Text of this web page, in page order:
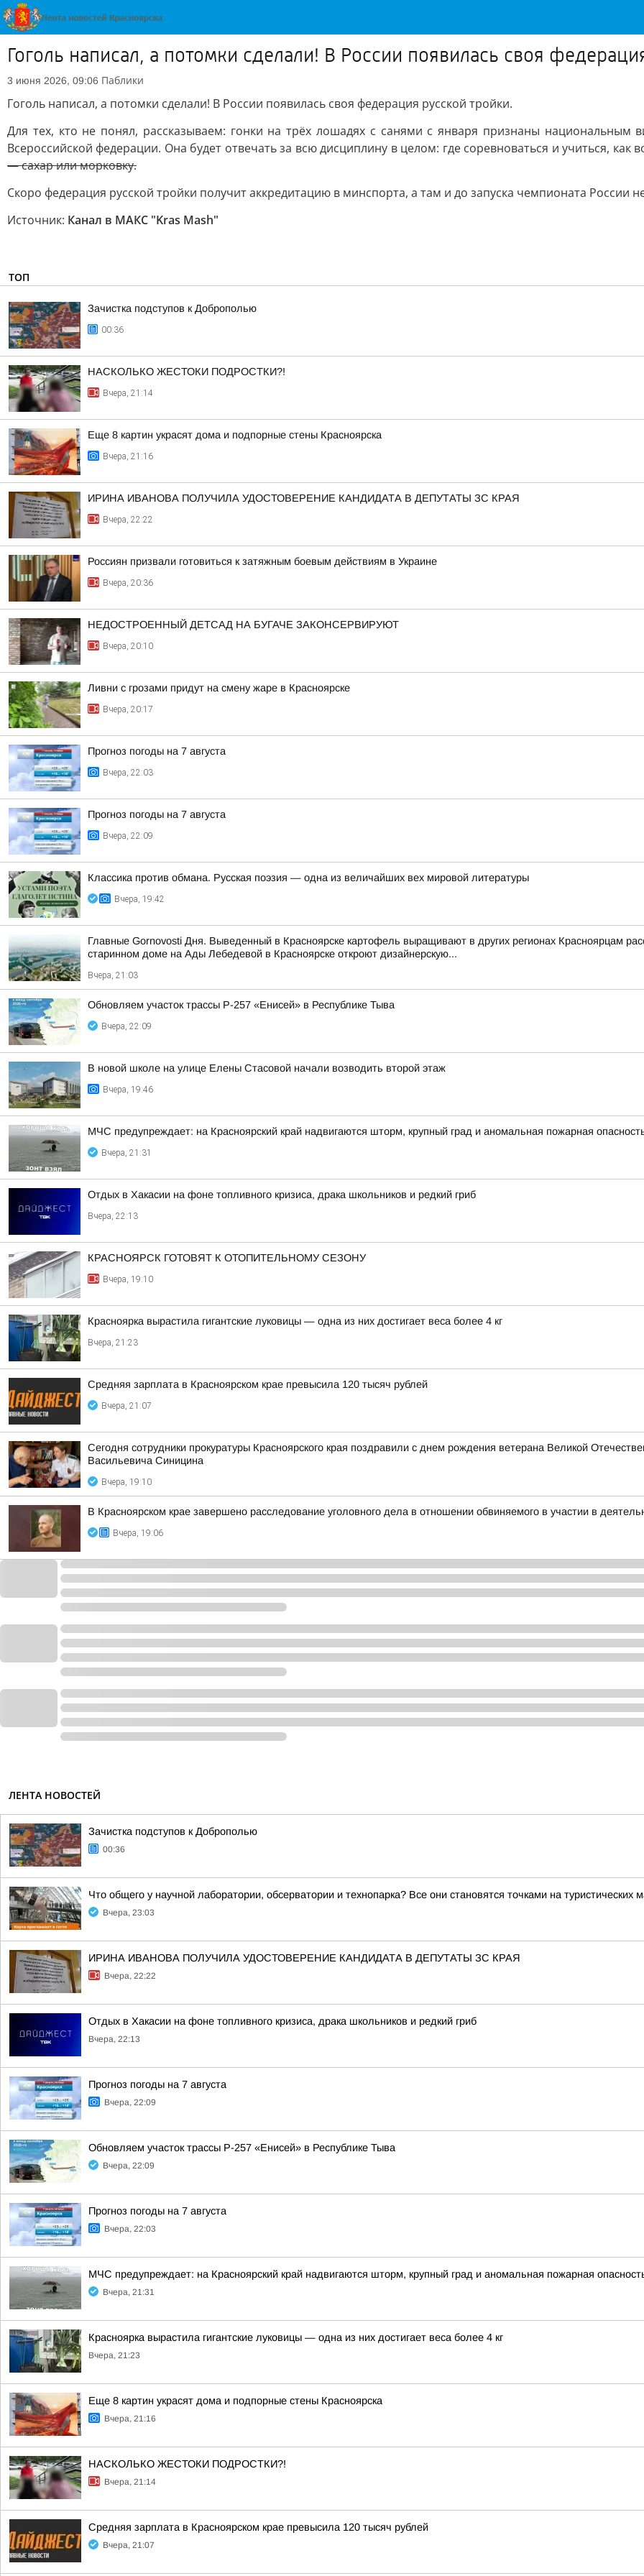
Гоголь написал, а потомки сделали! В России появилась своя
3 июня 2026, 09:06 Паблики
Гоголь написал, а потомки сделали! В России появилась своя федерация русской тройки.
Для тех, кто не понял, рассказываем: гонки на трёх лошадях с санями с января признаны национальным
Всероссийской федерации. Она будет отвечать за всю дисциплину в целом: где соревноваться и учиться, как
— сахар или морковку.
Скоро федерация русской тройки получит аккредитацию в минспорта, а там и до запуска чемпионата России
Источник: Канал в МАКС "Kras Mash"
ТОП
Зачистка подступов к Доброполью
00:36
НАСКОЛЬКО ЖЕСТОКИ ПОДРОСТКИ?!
Вчера, 21:14
Еще 8 картин украсят дома и подпорные стены Красноярска
Вчера, 21:16
ИРИНА ИВАНОВА ПОЛУЧИЛА УДОСТОВЕРЕНИЕ КАНДИДАТА В ДЕПУТАТЫ ЗС КРАЯ
Вчера, 22:22
Россиян призвали готовиться к затяжным боевым действиям в Украине
Вчера, 20:36
НЕДОСТРОЕННЫЙ ДЕТСАД НА БУГАЧЕ ЗАКОНСЕРВИРУЮТ
Вчера, 20:10
Ливни с грозами придут на смену жаре в Красноярске
Вчера, 20:17
Прогноз погоды на 7 августа
Вчера, 22:03
Прогноз погоды на 7 августа
Вчера, 22:09
Классика против обмана. Русская поэзия — одна из величайших вех мировой литературы
Вчера, 19:42
Главные Gornovosti Дня. Выведенный в Красноярске картофель выращивают в других регионах Красноярцам
старинном доме на Ады Лебедевой в Красноярске откроют дизайнерскую...
Вчера, 21:03
Обновляем участок трассы Р-257 «Енисей» в Республике Тыва
Вчера, 22:09
В новой школе на улице Елены Стасовой начали возводить второй этаж
Вчера, 19:46
МЧС предупреждает: на Красноярский край надвигаются шторм, крупный град и аномальная пожарная
Вчера, 21:31
Отдых в Хакасии на фоне топливного кризиса, драка школьников и редкий гриб
Вчера, 22:13
КРАСНОЯРСК ГОТОВЯТ К ОТОПИТЕЛЬНОМУ СЕЗОНУ
Вчера, 19:10
Красноярка вырастила гигантские луковицы — одна из них достигает веса более 4 кг
Вчера, 21:23
Средняя зарплата в Красноярском крае превысила 120 тысяч рублей
Вчера, 21:07
Сегодня сотрудники прокуратуры Красноярского края поздравили с днем рождения ветерана Великой
Васильевича Синицина
Вчера, 19:10
В Красноярском крае завершено расследование уголовного дела в отношении обвиняемого в участии в
Вчера, 19:06
ЛЕНТА НОВОСТЕЙ
Зачистка подступов к Доброполью
00:36
Что общего у научной лаборатории, обсерватории и технопарка? Все они становятся точками на туристических
Вчера, 23:03
ИРИНА ИВАНОВА ПОЛУЧИЛА УДОСТОВЕРЕНИЕ КАНДИДАТА В ДЕПУТАТЫ ЗС КРАЯ
Вчера, 22:22
Отдых в Хакасии на фоне топливного кризиса, драка школьников и редкий гриб
Вчера, 22:13
Прогноз погоды на 7 августа
Вчера, 22:09
Обновляем участок трассы Р-257 «Енисей» в Республике Тыва
Вчера, 22:09
Прогноз погоды на 7 августа
Вчера, 22:03
МЧС предупреждает: на Красноярский край надвигаются шторм, крупный град и аномальная пожарная
Вчера, 21:31
Красноярка вырастила гигантские луковицы — одна из них достигает веса более 4 кг
Вчера, 21:23
Еще 8 картин украсят дома и подпорные стены Красноярска
Вчера, 21:16
НАСКОЛЬКО ЖЕСТОКИ ПОДРОСТКИ?!
Вчера, 21:14
Средняя зарплата в Красноярском крае превысила 120 тысяч рублей
Вчера, 21:07